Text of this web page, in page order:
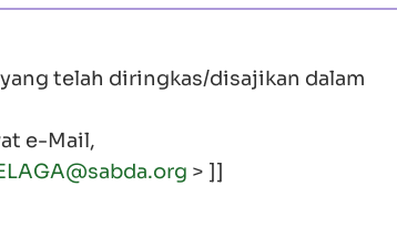
telah diringkas/disajikan dalam
e-Mail,
> ]]